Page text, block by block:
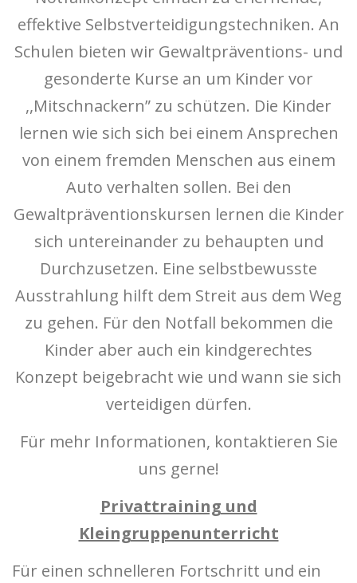
effektive Selbstverteidigungstechniken. An
Schulen bieten wir Gewaltpräventions- und
gesonderte Kurse an um Kinder vor
,,Mitschnackern” zu schützen. Die Kinder
lernen wie sich sich bei einem Ansprechen
von einem fremden Menschen aus einem
Auto verhalten sollen. Bei den
Gewaltpräventionskursen lernen die Kinder
sich untereinander zu behaupten und
Durchzusetzen. Eine selbstbewusste
Ausstrahlung hilft dem Streit aus dem Weg
zu gehen. Für den Notfall bekommen die
Kinder aber auch ein kindgerechtes
Konzept beigebracht wie und wann sie sich
verteidigen dürfen.
Für mehr Informationen, kontaktieren Sie
uns gerne!
Privattraining und
Kleingruppenunterricht
Für einen schnelleren Fortschritt und ein